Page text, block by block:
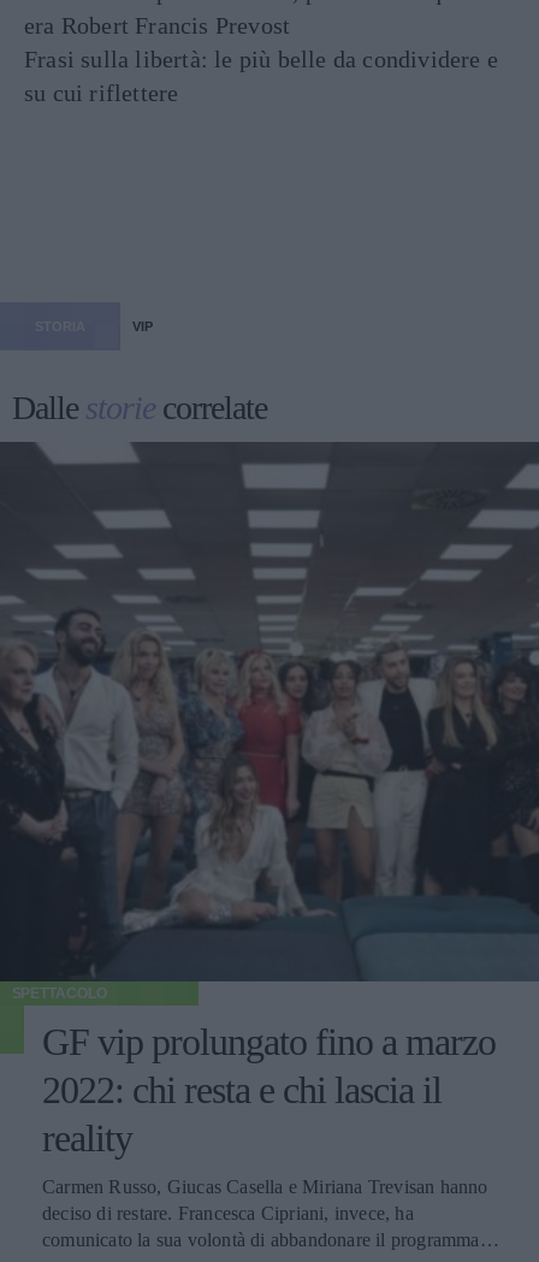
era Robert Francis Prevost
Frasi sulla libertà: le più belle da condividere e
su cui riflettere
VIP
Dallestorie correlate
SPETTACOLO
GF vip prolungato fino a marzo
2022: chi resta e chi lascia il
reality
Carmen Russo, Giucas Casella e Miriana Trevisan hanno
deciso di restare. Francesca Cipriani, invece, ha
comunicato la sua volontà di abbandonare il programma.